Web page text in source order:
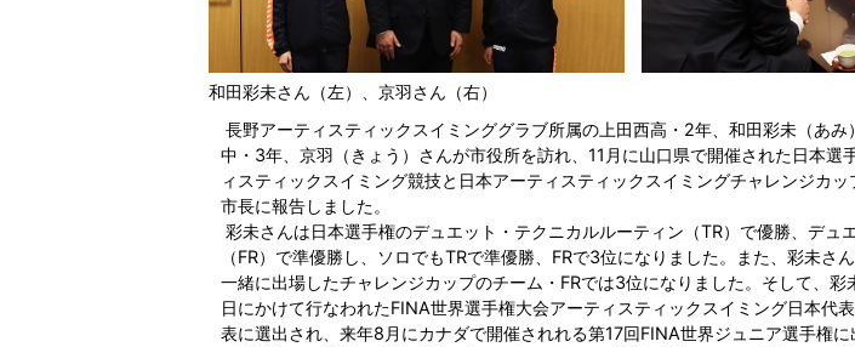
和田彩未さん（左）、京羽さん（右）
長野アーティスティックスイミンググラブ所属の上田西高・2年、和田彩未（あみ
中・3年、京羽（きょう）さんが市役所を訪れ、11月に山口県で開催された日本選
ィスティックスイミング競技と日本アーティスティックスイミングチャレンジカ
市長に報告しました。
彩未さんは日本選手権のデュエット・テクニカルルーティン（TR）で優勝、デュ
（FR）で準優勝し、ソロでもTRで準優勝、FRで3位になりました。また、彩未さ
一緒に出場したチャレンジカップのチーム・FRでは3位になりました。そして、彩
日にかけて行なわれたFINA世界選手権大会アーティスティックスイミング日本代
表に選出され、来年8月にカナダで開催されれる第17回FINA世界ジュニア選手権に